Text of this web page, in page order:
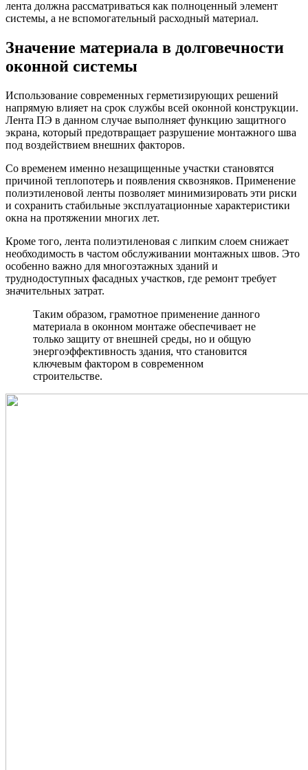
лента должна рассматриваться как полноценный элемент
системы, а не вспомогательный расходный материал.
Значение материала в долговечности
оконной системы
Использование современных герметизирующих решений
напрямую влияет на срок службы всей оконной конструкции.
Лента ПЭ в данном случае выполняет функцию защитного
экрана, который предотвращает разрушение монтажного шва
под воздействием внешних факторов.
Со временем именно незащищенные участки становятся
причиной теплопотерь и появления сквозняков. Применение
полиэтиленовой ленты позволяет минимизировать эти риски
и сохранить стабильные эксплуатационные характеристики
окна на протяжении многих лет.
Кроме того, лента полиэтиленовая с липким слоем снижает
необходимость в частом обслуживании монтажных швов. Это
особенно важно для многоэтажных зданий и
труднодоступных фасадных участков, где ремонт требует
значительных затрат.
Таким образом, грамотное применение данного
материала в оконном монтаже обеспечивает не
только защиту от внешней среды, но и общую
энергоэффективность здания, что становится
ключевым фактором в современном
строительстве.